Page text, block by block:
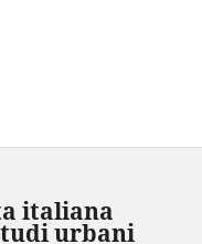
italiana
urbani